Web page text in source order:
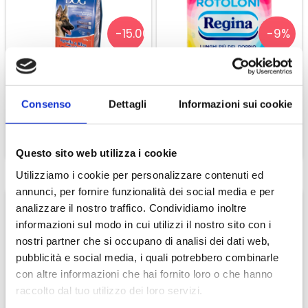
Consenso Dettagli Informazioni sui cookie
Questo sito web utilizza i cookie
Utilizziamo i cookie per personalizzare contenuti ed
annunci, per fornire funzionalità dei social media e per
analizzare il nostro traffico. Condividiamo inoltre
informazioni sul modo in cui utilizzi il nostro sito con i
nostri partner che si occupano di analisi dei dati web,
pubblicità e social media, i quali potrebbero combinarle
con altre informazioni che hai fornito loro o che hanno
raccolto dal tuo utilizzo dei loro servizi.
-15.00%
Special Dog Premium
Agnello E Riso
€ 29,00 € 24,65
CONTINUA
-9%
Regina Carta Igienica 8
Rotoloni
€ 11,00 € 10,00
-15.00%
Special Dog Premium
-
Special Dog Premium